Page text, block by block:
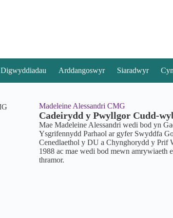
Digwyddiadau Arddangoswyr Siaradwyr
Madeleine Alessandri CMG
Cadeirydd y Pwyllgor Cudd-
Mae Madeleine Alessandri wedi bod yn
Ysgrifennydd Parhaol ar gyfer Swyddfa
Cenedlaethol y DU a Chynghorydd y Prif
1988 ac mae wedi bod mewn
thramor.